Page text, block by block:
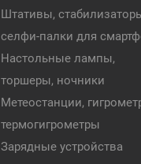
Штативы,
селфи-палки для
Настольные лампы,
торшеры, ночники
Метеостанции,
термогигрометры
Зарядные устройства